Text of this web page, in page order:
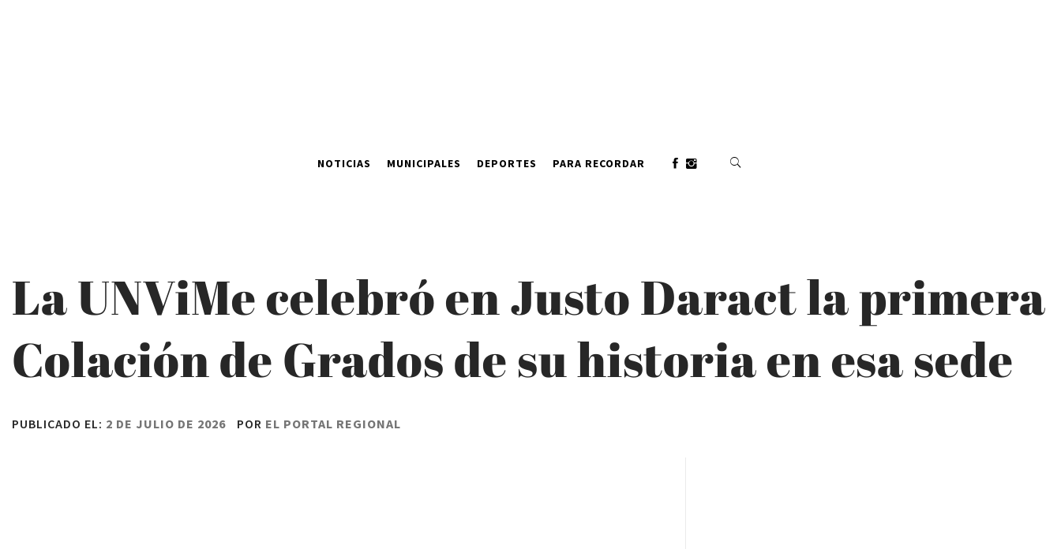
NOTICIAS MUNICIPALES DEPORTES PARA RECORDAR
La UNViMe celebró en Justo Daract la primera
Colación de Grados de su historia en esa sede
PUBLICADO EL: 2 DE JULIO DE 2026 POR EL PORTAL REGIONAL